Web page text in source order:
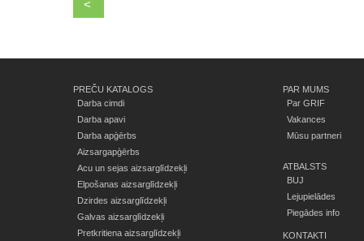
<
PREČU KATALOGS
Darba cimdi
Darba apavi
Darba apģērbs
Aizsargapģērbs
Acu un sejas aizsarglīdzekļi
Elpošanas aizsarglīdzekļi
Dzirdes aizsarglīdzekļi
Galvas aizsarglīdzekļi
Pretkritiena aizsarglīdzekļi
PAR MUMS
Par GRIF
Vakances
Mūsu partneri
ATBALSTS
BUJ
Lejupielādes
Piegādes info
KONTAKTI